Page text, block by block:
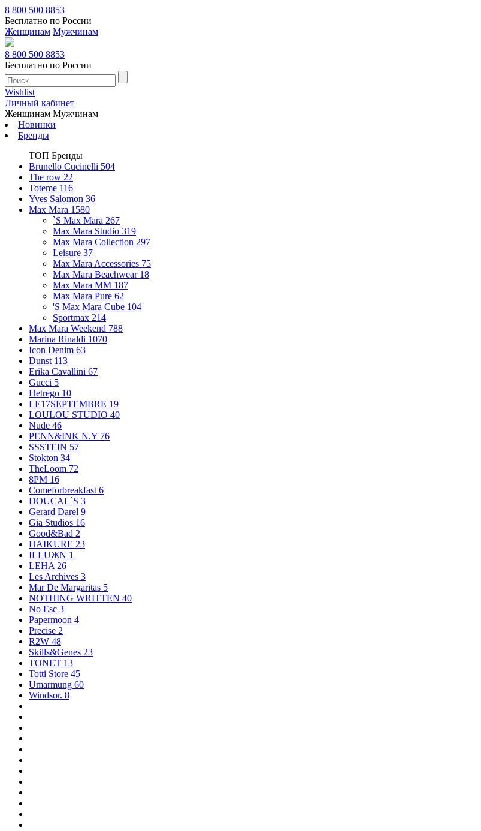
8 800 500 8853
Бесплатно по России
Женщинам Мужчинам
8 800 500 8853
Бесплатно по России
Wishlist
Личный кабинет
Женщинам Мужчинам
Новинки
Бренды
ТОП Бренды
Brunello Cucinelli 504
The row 22
Toteme 116
Yves Salomon 36
Max Mara 1580
`S Max Mara 267
Max Mara Studio 319
Max Mara Collection 297
Leisure 37
Max Mara Accessories 75
Max Mara Beachwear 18
Max Mara MM 187
Max Mara Pure 62
'S Max Mara Cube 104
Sportmax 214
Max Mara Weekend 788
Marina Rinaldi 1070
Icon Denim 63
Dunst 113
Erika Cavallini 67
Gucci 5
Hetrego 10
LE17SEPTEMBRE 19
LOULOU STUDIO 40
Nude 46
PENN&INK N.Y 76
SSSTEIN 57
Stokton 34
TheLoom 72
8PM 16
Comeforbreakfast 6
DOUCAL`S 3
Gerard Darel 9
Gia Studios 16
Good&Bad 2
HAIKURE 23
ILLUЖN 1
LEHA 26
Les Archives 3
Mar De Margaritas 5
NOTHING WRITTEN 40
No Esc 3
Papermoon 4
Precise 2
R2W 48
Skills&Genes 23
TONET 13
Totti Store 45
Umarmung 60
Windsor. 8